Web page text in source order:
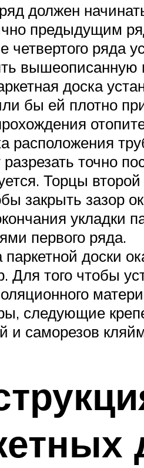
должен
предыдущим
четвертого ряда
вышеописанную
доска
бы ей плотно
расположения
разрезать точно
Торцы
закрыть зазор
укладки
первого ряда.
паркетной доски
Для того чтобы
следующие
и саморезов